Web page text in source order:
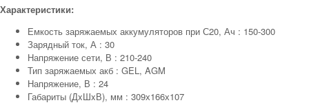
Характеристики:
Емкость заряжаемых аккумуляторов при С20, Ач : 150-300
Зарядный ток, А : 30
Напряжение сети, В : 210-240
Тип заряжаемых акб : GEL, AGM
Напряжение, В : 24
Габариты (ДxШxВ), мм : 309х166х107